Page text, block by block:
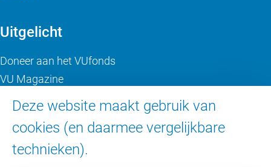
Deze website maakt gebruik van
cookies (en daarmee vergelijkbare
technieken).
Uitgelicht
Doneer aan het VUfonds
VU Magazine
Over de VU